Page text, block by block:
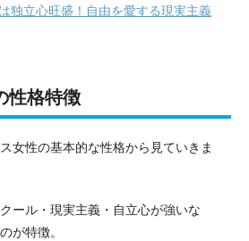
独立心旺盛！自由を愛する現実主義
性格特徴
女性の基本的な性格から見ていきま
ール・現実主義・自立心が強いな
が特徴。